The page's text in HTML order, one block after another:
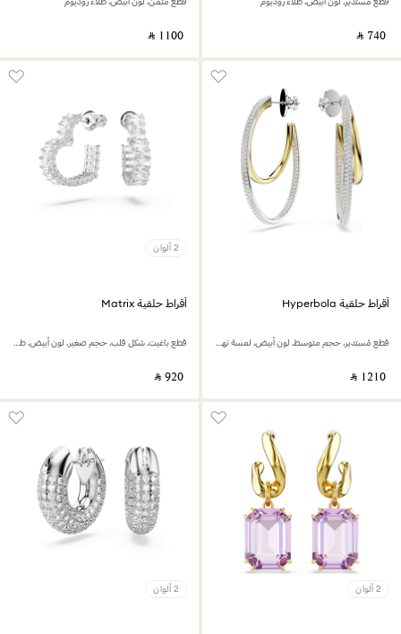
‎ ⃁ ⁦740⁩ ‎
‎ ⃁ ⁦1100⁩ ‎
أقراط حلقية Hyperbola
قطع مُستدير، حجم متوسط، لون أبيض، لمسة نهائية من معادن مختلطة
‎ ⃁ ⁦1210⁩ ‎
2 ألوان
أقراط حلقية Matrix
قطع باغيت، شكل قلب، حجم صغير، لون أبيض، طلاء روديوم
‎ ⃁ ⁦920⁩ ‎
2 ألوان 2 ألوان